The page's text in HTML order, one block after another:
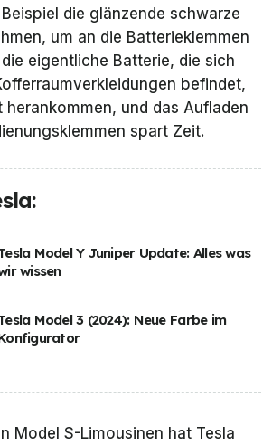
die glänzende schwarze
um an die Batterieklemmen
eigentliche Batterie, die sich
befindet,
herankommen, und das Aufladen
spart Zeit.
Model Y Juniper Update: Alles was
wissen
Model 3 (2024): Neue Farbe im
Model S-Limousinen hat Tesla